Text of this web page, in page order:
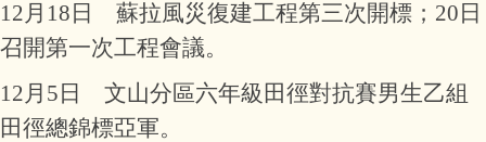
12月18日 蘇拉風災復建工程第三次開標；20日
召開第一次工程會議。
12月5日 文山分區六年級田徑對抗賽男生乙組
田徑總錦標亞軍。